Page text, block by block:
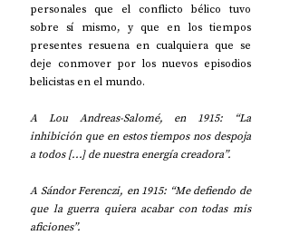
personales que el conflicto bélico tuvo
sobre sí mismo, y que en los tiempos
presentes resuena en cualquiera que se
deje conmover por los nuevos episodios
belicistas en el mundo.
A Lou Andreas-Salomé, en 1915: “La
inhibición que en estos tiempos nos despoja
a todos [...] de nuestra energía creadora”.
A Sándor Ferenczi, en 1915: “Me defiendo de
que la guerra quiera acabar con todas mis
aficiones”.